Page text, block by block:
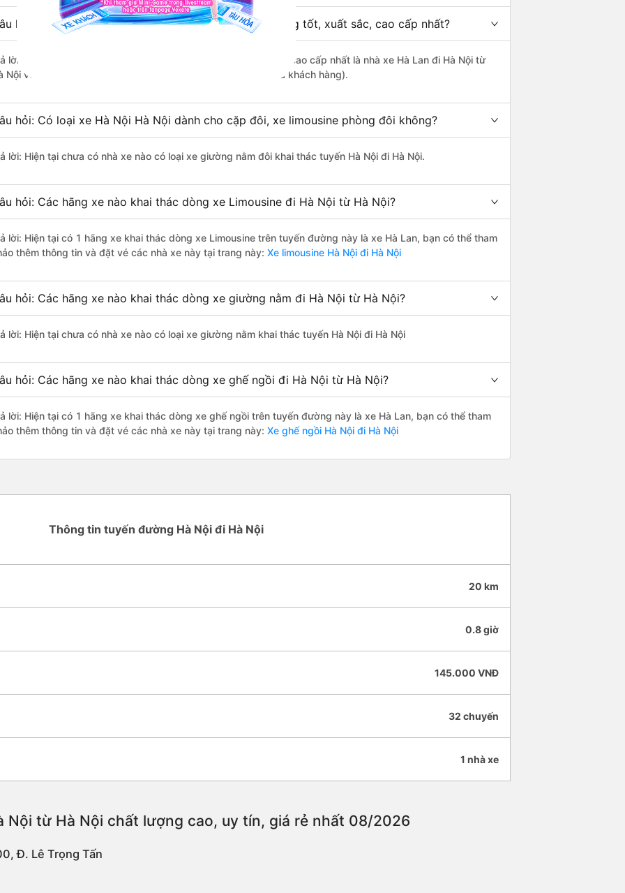
hỏi: Review xe đi Hà Nội từ Hà Nội nào có chất lượng tốt, xuất sắc, cao cấp nhất?
lời: Những hãng xe đi Hà Nội Hà Nội chất lượng tốt, xuất sắc, cao cấp nhất là nhà xe Hà Lan đi Hà Nội từ
Nội với điểm chất lượng là 4.9/5 dựa trên 1422 đánh giá của khách hàng).
hỏi: Có loại xe Hà Nội Hà Nội dành cho cặp đôi, xe limousine phòng đôi không?
lời: Hiện tại chưa có nhà xe nào có loại xe giường nằm đôi khai thác tuyến Hà Nội đi Hà Nội.
hỏi: Các hãng xe nào khai thác dòng xe Limousine đi Hà Nội từ Hà Nội?
lời: Hiện tại có 1 hãng xe khai thác dòng xe Limousine trên tuyến đường này là xe Hà Lan, bạn có thể tham
thêm thông tin và đặt vé các nhà xe này tại trang này: Xe limousine Hà Nội đi Hà Nội
hỏi: Các hãng xe nào khai thác dòng xe giường nằm đi Hà Nội từ Hà Nội?
lời: Hiện tại chưa có nhà xe nào có loại xe giường nằm khai thác tuyến Hà Nội đi Hà Nội
hỏi: Các hãng xe nào khai thác dòng xe ghế ngồi đi Hà Nội từ Hà Nội?
lời: Hiện tại có 1 hãng xe khai thác dòng xe ghế ngồi trên tuyến đường này là xe Hà Lan, bạn có thể tham
thêm thông tin và đặt vé các nhà xe này tại trang này: Xe ghế ngồi Hà Nội đi Hà Nội
Thông tin tuyến đường Hà Nội đi Hà Nội
20 km
0.8 giờ
145.000 VNĐ
32 chuyến
1 nhà xe
Nội từ Hà Nội chất lượng cao, uy tín, giá rẻ nhất 08/2026
Đ. Lê Trọng Tấn